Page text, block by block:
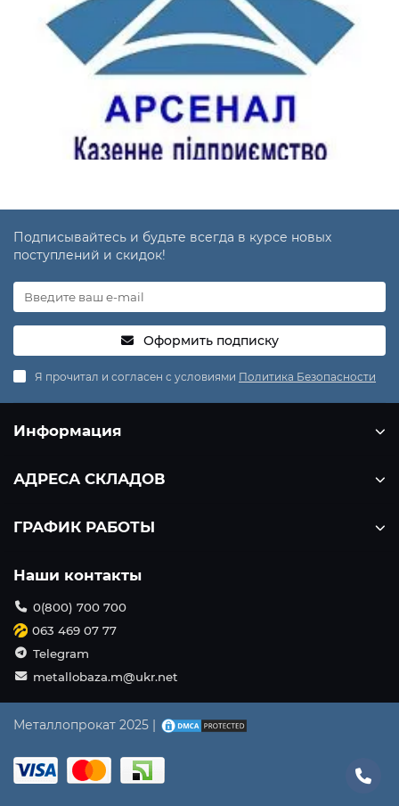
Подписывайтесь и будьте всегда в курсе новых
поступлений и скидок!
Оформить подписку
Я прочитал и согласен с условиями Политика Безопасности
Информация
АДРЕСА СКЛАДОВ
ГРАФИК РАБОТЫ
Наши контакты
0(800) 700 700
063 469 07 77
Telegram
metallobaza.m@ukr.net
Металлопрокат 2025 |